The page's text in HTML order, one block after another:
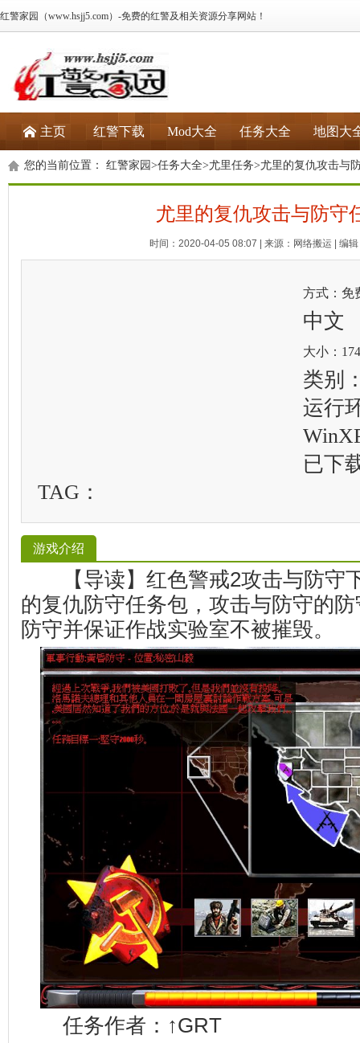
红警家园（www.hsjj5.com）-免费的红警及相关资源分享网站！
主页 红警下载 Mod大全 任务大全 地图大
您的当前位置： 红警家园 >任务大全>尤里任务>尤里的复仇攻击与
尤里的复仇攻击与防守
时间：2020-04-05 08:07 | 来源：网络搬运 | 编
方式：免
中文
大小：
类别
运行
已下
TAG：
游戏介绍
【导读】红色警戒2攻击与防守
的复仇防守任务包，攻击与防守的
防守并保证作战实验室不被摧毁。
任务作者：↑GRT